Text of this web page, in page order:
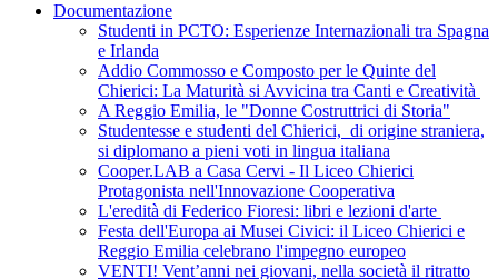
Documentazione
Studenti in PCTO: Esperienze Internazionali tra Spagna
e Irlanda
Addio Commosso e Composto per le Quinte del
Chierici: La Maturità si Avvicina tra Canti e Creatività
A Reggio Emilia, le "Donne Costruttrici di Storia"
Studentesse e studenti del Chierici, di origine straniera,
si diplomano a pieni voti in lingua italiana
Cooper.LAB a Casa Cervi - Il Liceo Chierici
Protagonista nell'Innovazione Cooperativa
L'eredità di Federico Fioresi: libri e lezioni d'arte
Festa dell'Europa ai Musei Civici: il Liceo Chierici e
Reggio Emilia celebrano l'impegno europeo
VENTI! Vent’anni nei giovani, nella società il ritratto